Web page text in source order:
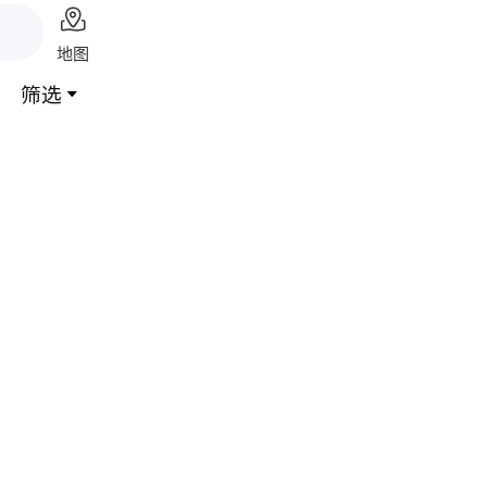

地图
筛选 